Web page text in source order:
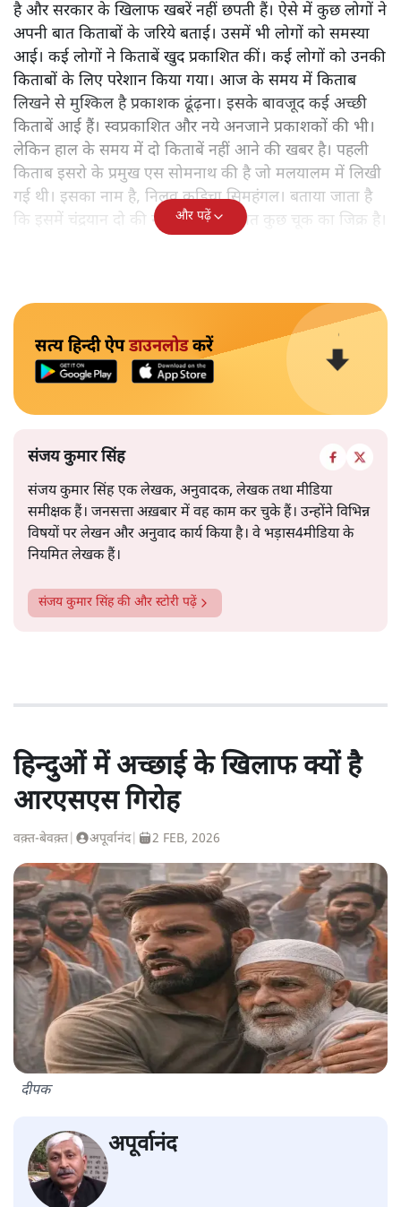
है और सरकार के खिलाफ खबरें नहीं छपती हैं। ऐसे में कुछ लोगों ने
अपनी बात किताबों के जरिये बताई। उसमें भी लोगों को समस्या
आई। कई लोगों ने किताबें खुद प्रकाशित कीं। कई लोगों को उनकी
किताबों के लिए परेशान किया गया। आज के समय में किताब
लिखने से मुश्किल है प्रकाशक ढूंढ़ना। इसके बावजूद कई अच्छी
किताबें आई हैं। स्वप्रकाशित और नये अनजाने प्रकाशकों की भी।
लेकिन हाल के समय में दो किताबें नहीं आने की खबर है। पहली
किताब इसरो के प्रमुख एस सोमनाथ की है जो मलयालम में लिखी
गई थी। इसका नाम है, निलवु कुडिचा सिमहंगल। बताया जाता है
कि इसमें चंद्रयान दो की नाकामी से संबंधित कुछ चूक का जिक्र है।
और पढ़ें
सत्य हिन्दी ऐपडाउनलोडकरें
संजय कुमार सिंह
संजय कुमार सिंह एक लेखक, अनुवादक, लेखक तथा मीडिया
समीक्षक हैं। जनसत्ता अख़बार में वह काम कर चुके हैं। उन्होंने विभिन्न
विषयों पर लेखन और अनुवाद कार्य किया है। वे भड़ास4मीडिया के
नियमित लेखक हैं।
संजय कुमार सिंहकी और स्टोरी पढ़ें
हिन्दुओं में अच्छाई के खिलाफ क्यों है
आरएसएस गिरोह
वक़्त-बेवक़्त अपूर्वानंद| 2 FEB, 2026
दीपक
अपूर्वानंद